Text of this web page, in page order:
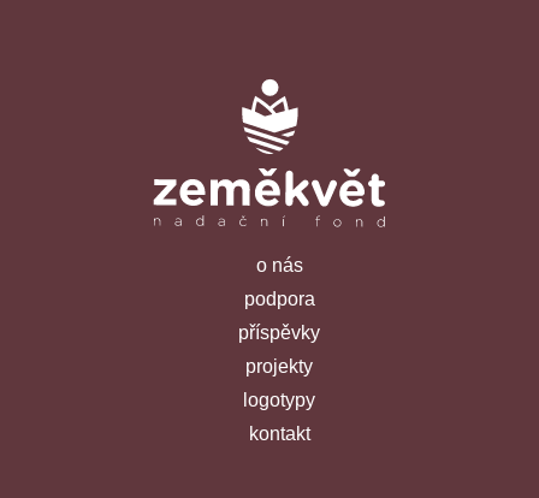
o nás
podpora
příspěvky
projekty
logotypy
kontakt